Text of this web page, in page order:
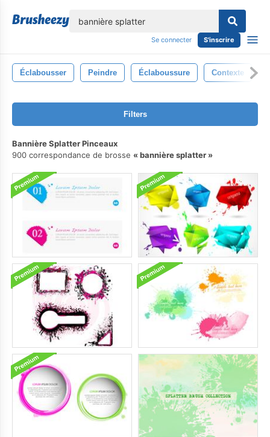
Se connecter S'inscrire
Éclabousser Peindre Éclaboussure Contexte
Filters
Bannière Splatter Pinceaux
900 correspondance de brosse
bannière splatter